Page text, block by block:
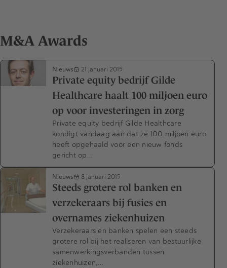
M&A Awards
Nieuws 21 januari 2015
Private equity bedrijf Gilde
Healthcare haalt 100 miljoen euro
op voor investeringen in zorg
Private equity bedrijf Gilde Healthcare
kondigt vandaag aan dat ze 100 miljoen euro
heeft opgehaald voor een nieuw fonds
gericht op…
Nieuws 8 januari 2015
Steeds grotere rol banken en
verzekeraars bij fusies en
overnames ziekenhuizen
Verzekeraars en banken spelen een steeds
grotere rol bij het realiseren van bestuurlijke
samenwerkingsverbanden tussen
ziekenhuizen,…